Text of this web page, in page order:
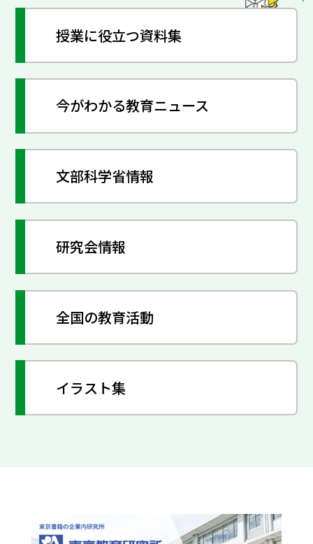
授業に役立つ資料集
今がわかる教育ニュース
文部科学省情報
研究会情報
全国の教育活動
イラスト集